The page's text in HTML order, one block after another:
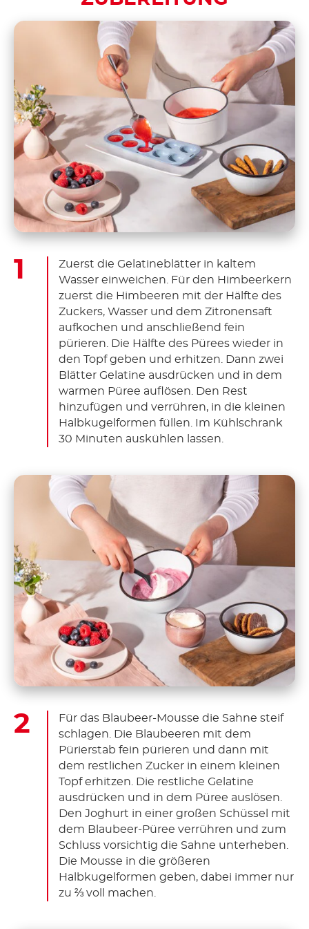
Zuerst die Gelatineblätter in kaltem
Wasser einweichen. Für den Himbeerkern
zuerst die Himbeeren mit der Hälfte des
Zuckers, Wasser und dem Zitronensaft
aufkochen und anschließend fein
pürieren. Die Hälfte des Pürees wieder in
den Topf geben und erhitzen. Dann zwei
Blätter Gelatine ausdrücken und in dem
warmen Püree auflösen. Den Rest
hinzufügen und verrühren, in die kleinen
Halbkugelformen füllen. Im Kühlschrank
30 Minuten auskühlen lassen.
Für das Blaubeer-Mousse die Sahne steif
schlagen. Die Blaubeeren mit dem
Pürierstab fein pürieren und dann mit
dem restlichen Zucker in einem kleinen
Topf erhitzen. Die restliche Gelatine
ausdrücken und in dem Püree auslösen.
Den Joghurt in einer großen Schüssel mit
dem Blaubeer-Püree verrühren und zum
Schluss vorsichtig die Sahne unterheben.
Die Mousse in die größeren
Halbkugelformen geben, dabei immer nur
zu ⅔ voll machen.